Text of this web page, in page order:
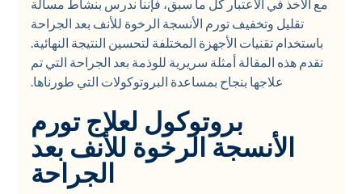
مع الأخذ في الاعتبار كل ما سبق، فإننا ندرس بنشاط مسألة
تقليل وتخفيف تورم الأنسجة الرخوة للأنف بعد الجراحة
باستخدام تقنيات الأجهزة المختلفة لتحسين النتيجة النهائية.
تقدم هذه المقالة أمثلة سريرية للوذمة بعد الجراحة التي تم
علاجها بنجاح بمساعدة البروتوكولات التي طورناها.
بروتوكول لعلاج تورم
الأنسجة الرخوة للأنف بعد
الجراحة